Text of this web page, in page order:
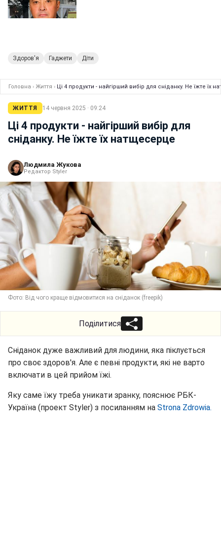
Здоров'я Гаджети Діти
Головна › Життя › Ці 4 продукти - найгірший вибір для сніданку. Не їжте їх
ЖИТТЯ 14 червня 2025 · 09:24
Ці 4 продукти - найгірший вибір для
сніданку. Не їжте їх натщесерце
Людмила Жукова
Редактор Styler
Фото: Від чого краще відмовитися на сніданок (freepik)
Поділитися
Сніданок дуже важливий для людини, яка піклується
про своє здоров'я. Але є певні продукти, які не варто
включати в цей прийом їжі.
Яку саме їжу треба уникати зранку, пояснює РБК-
Україна (проект Styler) з посиланням на Strona Zdrowia.